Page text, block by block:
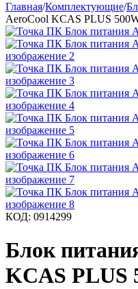
Главная/Комплектующие/
AeroCool KCAS PLUS
КОД: 0914299
Блок
KCAS PLUS